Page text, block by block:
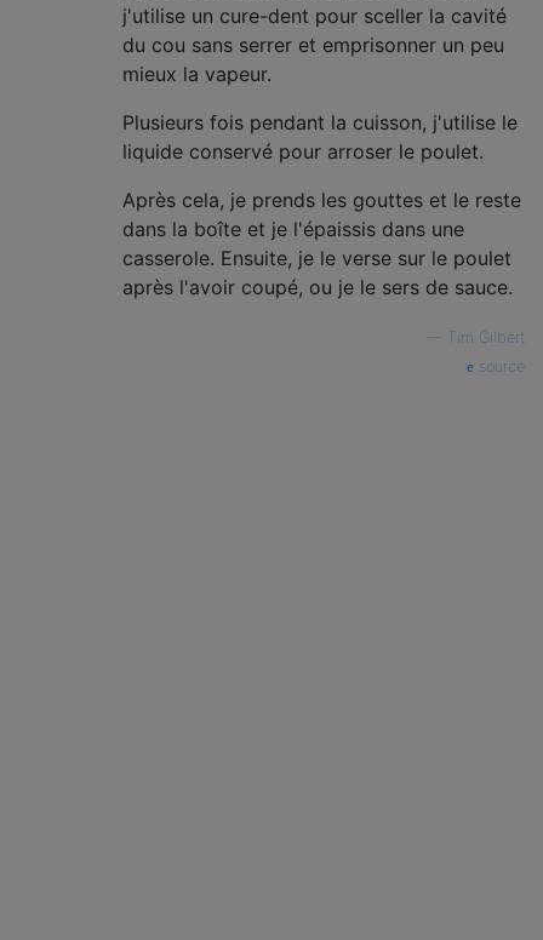
j'utilise un cure-dent pour sceller la cavité
du cou sans serrer et emprisonner un peu
mieux la vapeur.
Plusieurs fois pendant la cuisson, j'utilise le
liquide conservé pour arroser le poulet.
Après cela, je prends les gouttes et le reste
dans la boîte et je l'épaissis dans une
casserole. Ensuite, je le verse sur le poulet
après l'avoir coupé, ou je le sers de sauce.
Tim Gilbert
source